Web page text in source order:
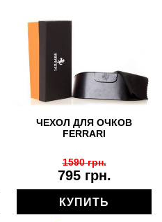
ЧЕХОЛ ДЛЯ ОЧКОВ
FERRARI
795 грн.
1590 грн.
КУПИТЬ